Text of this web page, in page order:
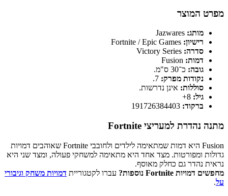
מפרט המוצר
מותג:Jazwares
רישיון:Fortnite / Epic Games
סדרה:Victory Series
דמות:Fusion
גובה:כ־30 ס"מ.
נקודות מפרק:7.
סוללות:אינן נדרשות.
גיל:8+
ברקוד:191726384403
מתנה נהדרת למעריצי Fortnite
Fusion היא דמות שמתאימה לילדים ולחובבי Fortnite שאוהבים דמויות
גדולות ומפורטות. מצד אחד היא מתאימה למשחקי פעולה, ומצד שני היא
נראית נהדר גם כחלק מאוסף.
מחפשים דמויות Fortnite נוספות?
עברו לקטגוריית דמויות משחק וגיבורי
על.